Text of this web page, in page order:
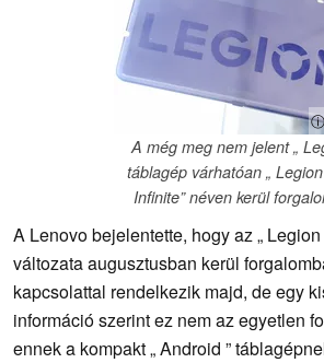
ⓘ
A még meg nem jelent „
táblagép várhatóan „
Infinite” néven kerül
A Lenovo bejelentette, hogy az „
változata augusztusban kerül
kapcsolattal rendelkezik majd, de egy
információ szerint ez nem az egyetlen
ennek a kompakt „ Android ”